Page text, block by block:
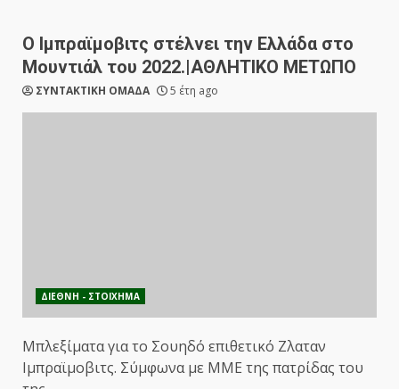
Ο Ιμπραϊμοβιτς στέλνει την Ελλάδα στο
Μουντιάλ του 2022.|ΑΘΛΗΤΙΚΟ ΜΕΤΩΠΟ
ΣΥΝΤΑΚΤΙΚΗ ΟΜΑΔΑ 5 έτη ago
ΔΙΕΘΝΗ - ΣΤΟΙΧΗΜΑ
Μπλεξίματα για το Σουηδό επιθετικό Ζλαταν
Ιμπραϊμοβιτς. Σύμφωνα με ΜΜΕ της πατρίδας του